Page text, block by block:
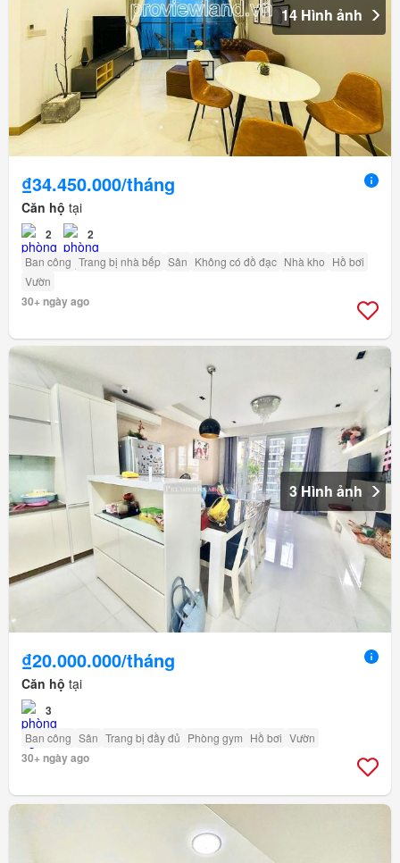
14 Hình ảnh
₫34.450.000/tháng
Căn hộ tại
2 2
Ban công Trang bị nhà bếp Sân Không có đồ đạc Nhà kho Hồ bơi
Vườn
30+ ngày ago
3 Hình ảnh
₫20.000.000/tháng
Căn hộ tại
3
Ban công Sân Trang bị đầy đủ Phòng gym Hồ bơi Vườn
30+ ngày ago